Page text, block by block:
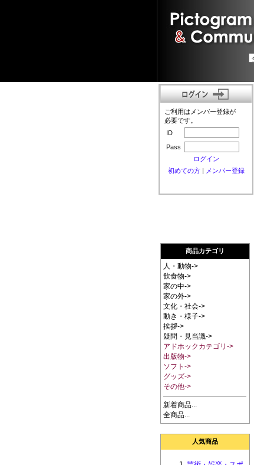
ご利用はメンバー登録が
必要です。
ID
Pass
ログイン
初めての方| メンバー登録
商品カテゴリ
人・動物->
飲食物->
家の中->
家の外->
文化・社会->
動き・様子->
挨拶->
疑問・見当識->
アドホックカテゴリ->
出版物->
ソフト->
グッズ->
その他->
新着商品...
全商品...
人気商品